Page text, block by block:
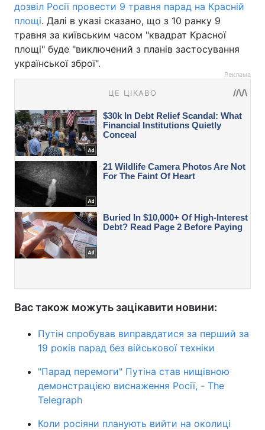
дозвіл Росії провести 9 травня парад на Красній
площі. Далі в указі сказано, що з 10 ранку 9
травня за київським часом "квадрат Красної
площі" буде "виключений з планів застосування
української зброї".
Реклама
Вас також можуть зацікавити новини:
Путін спробував виправдатися за перший за
19 років парад без військової техніки
"Парад перемоги" Путіна став нищівною
демонстрацією виснаження Росії, - The
Telegraph
Коли росіяни планують вийти на околиці